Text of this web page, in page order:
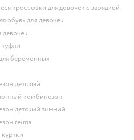
кроссовки для девочек с зарядкой
обувь для девочек
девочек
туфли
беременных
детский
комбинезон
детский зимний
reima
куртки